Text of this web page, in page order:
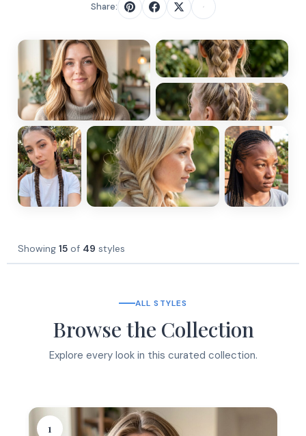
Share:
Showing 15 of 49 styles
ALL STYLES
Browse the Collection
Explore every look in this curated collection.
1